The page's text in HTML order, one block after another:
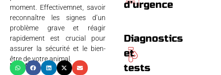
moment. Effectivemnet, savoir
reconnaître les signes d’un
problème grave et réagir
rapidement est crucial pour
assurer la sécurité et le bien-
être de votre animal.
PARTAGER
d’urgence
Diagnostics
et
tests